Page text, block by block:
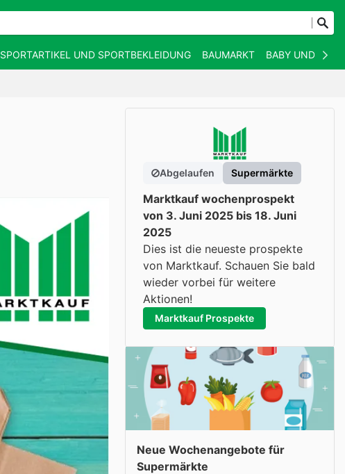
SPORTARTIKEL UND SPORTBEKLEIDUNG BAUMARKT BABY UND KIND
Abgelaufen Supermärkte
Marktkauf wochenprospekt
von 3. Juni 2025 bis 18. Juni
2025
Dies ist die neueste prospekte
von Marktkauf. Schauen Sie bald
wieder vorbei für weitere
Aktionen!
Marktkauf Prospekte
Neue Wochenangebote für
Supermärkte